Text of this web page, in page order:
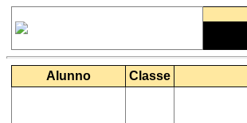
Alunno Classe